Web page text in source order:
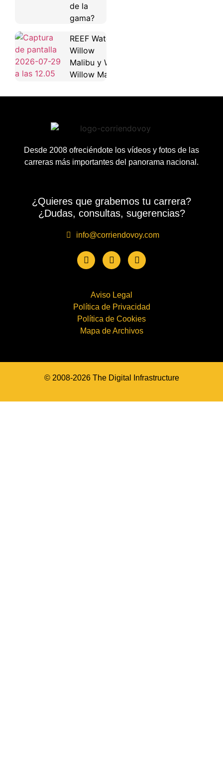
de la
gama?
REEF Water
Willow
Malibu y Water
Willow Maya
Desde 2008 ofreciéndote los vídeos y fotos de las
carreras más importantes del panorama nacional.
¿Quieres que grabemos tu carrera?
¿Dudas, consultas, sugerencias?
info@corriendovoy.com
Aviso Legal
Política de Privacidad
Política de Cookies
Mapa de Archivos
© 2008-2026 The Digital Infrastructure